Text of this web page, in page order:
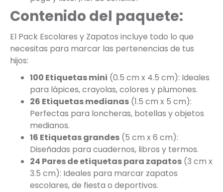
Contenido del paquete:
El Pack Escolares y Zapatos incluye todo lo que
necesitas para marcar las pertenencias de tus
hijos:
100 Etiquetas mini (0.5 cm x 4.5 cm): Ideales
para lápices, crayolas, colores y plumones.
26 Etiquetas medianas (1.5 cm x 5 cm):
Perfectas para loncheras, botellas y objetos
medianos.
16 Etiquetas grandes (5 cm x 6 cm):
Diseñadas para cuadernos, libros y termos.
24 Pares de etiquetas para zapatos (3 cm x
3.5 cm): Ideales para marcar zapatos
escolares, de fiesta o deportivos.